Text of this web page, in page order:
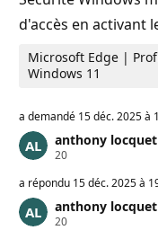
d'accès en activant
Microsoft Edge |
Windows 11
a demandé 15 déc. 2025 à
anthony locquet
20P
i
t
s
a répondu 15 déc. 2025 à
anthony locquet
20P